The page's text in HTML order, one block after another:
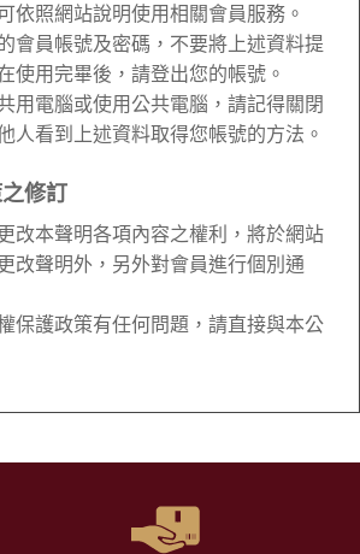
依照網站說明使用相關會員服務。
會員帳號及密碼，不要將上述資料提
使用完畢後，請登出您的帳號。
用電腦或使用公共電腦，請記得關閉
人看到上述資料取得您帳號的方法。
修訂
改本聲明各項內容之權利，將於網站
改聲明外，另外對會員進行個別通
保護政策有任何問題，請直接與本公